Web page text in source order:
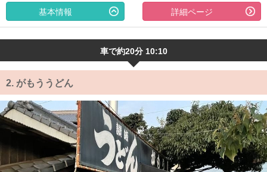
詳細ページ
基本情報
車で約20分 10:10
2. がもううどん